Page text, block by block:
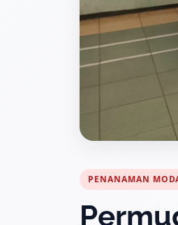
PENANAMAN